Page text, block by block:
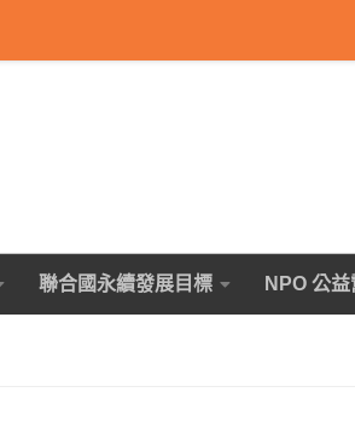
聯合國永續發展目標 NPO 公